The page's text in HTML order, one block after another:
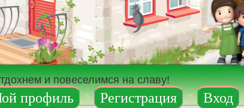
и повеселимся на славу!
профиль * Регистрация * Вход